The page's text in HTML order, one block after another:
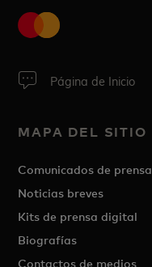
Página de Inicio
MAPA DEL SITIO
Comunicados de prensa
Noticias breves
Kits de prensa digital
Biografías
Contactos de medios